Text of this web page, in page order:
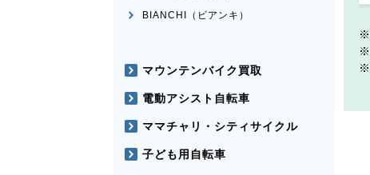
BIANCHI（ビアンキ）
マウンテンバイク買取
電動アシスト自転車
ママチャリ・シティサイクル
子ども用自転車